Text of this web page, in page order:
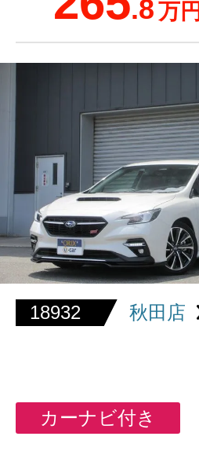
.8万円
18932 秋田店
カーナビ付き